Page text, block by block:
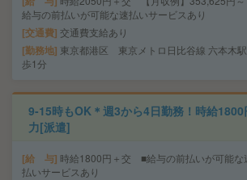
給与の前払いが可能な速払いサービスあり
交通費 交通費支給あり
勤務地 東京都港区 東京メトロ日比谷線 六本木
歩1分
9-15時もOK＊週3から4日勤務！時給1800
力[派遣]
給 与 時給1800円＋交 ■給与の前払いが可能な
払いサービスあり